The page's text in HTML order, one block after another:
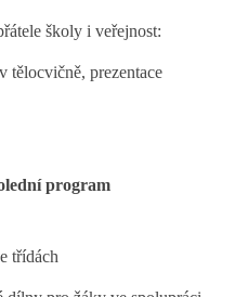
školy i veřejnost:
tělocvičně, prezentace
program